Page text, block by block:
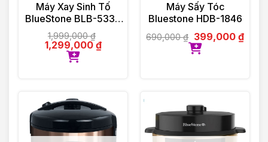
Máy Xay Sinh Tố
BlueStone BLB-5339
1.5 Lít 800W
1,999,000₫
1,299,000 ₫
Máy Sấy Tóc
Bluestone HDB-1846
690,000₫ 399,000 ₫